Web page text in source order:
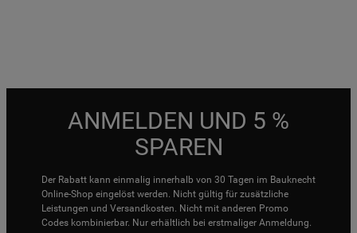
ANMELDEN UND 5 %
SPAREN
Der Rabatt kann einmalig innerhalb von 30 Tagen im Bauknecht
Online-Shop eingelöst werden. Nicht gültig für zusätzliche
Leistungen und Versandkosten. Nicht mit anderen Promo
Codes kombinierbar. Nur erhältlich bei erstmaliger Anmeldung.